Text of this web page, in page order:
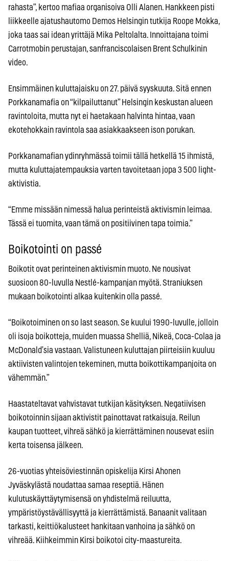
rahasta”, kertoo mafiaa organisoiva Olli Alanen. Hankkeen pisti
liikkeelle ajatushautomo Demos Helsingin tutkija Roope Mokka,
joka taas sai idean yrittäjä Mika Peltolalta. Innoittajana toimi
Carrotmobin perustajan, sanfranciscolaisen Brent Schulkinin
video.
Ensimmäinen kuluttajaisku on 27. päivä syyskuuta. Sitä ennen
Porkkanamafia on “kilpailuttanut” Helsingin keskustan alueen
ravintoloita, mutta nyt ei haetakaan halvinta hintaa, vaan
ekotehokkain ravintola saa asiakkaakseen ison porukan.
Porkkanamafian ydinryhmässä toimii tällä hetkellä 15 ihmistä,
mutta kuluttajatempauksia varten tavoitetaan jopa 3 500 light-
aktivistia.
“Emme missään nimessä halua perinteistä aktivismin leimaa.
Tässä ei tuomita, vaan tämä on positiivinen tapa toimia.”
Boikotointi on passé
Boikotit ovat perinteinen aktivismin muoto. Ne nousivat
suosioon 80-luvulla Nestlé-kampanjan myötä. Straniuksen
mukaan boikotointi alkaa kuitenkin olla passé.
“Boikotoiminen on so last season. Se kuului 1990-luvulle, jolloin
oli isoja boikotteja, muiden muassa Shelliä, Nikeä, Coca-Colaa ja
McDonald’sia vastaan. Valistuneen kuluttajan piirteisiin kuuluu
aktiivisten valintojen tekeminen, mutta boikottikampanjoita on
vähemmän.”
Haastateltavat vahvistavat tutkijan käsityksen. Negatiivisen
boikotoinnin sijaan aktivistit painottavat ratkaisuja. Reilun
kaupan tuotteet, vihreä sähkö ja kierrättäminen nousevat esiin
kerta toisensa jälkeen.
26-vuotias yhteisöviestinnän opiskelija Kirsi Ahonen
Jyväskylästä noudattaa samaa reseptiä. Hänen
kulutuskäyttäytymisensä on yhdistelmä reiluutta,
ympäristöystävällisyyttä ja kierrättämistä. Banaanit valitaan
tarkasti, keittiökalusteet hankitaan vanhoina ja sähkö on
vihreää. Kiihkeimmin Kirsi boikotoi city-maastureita.